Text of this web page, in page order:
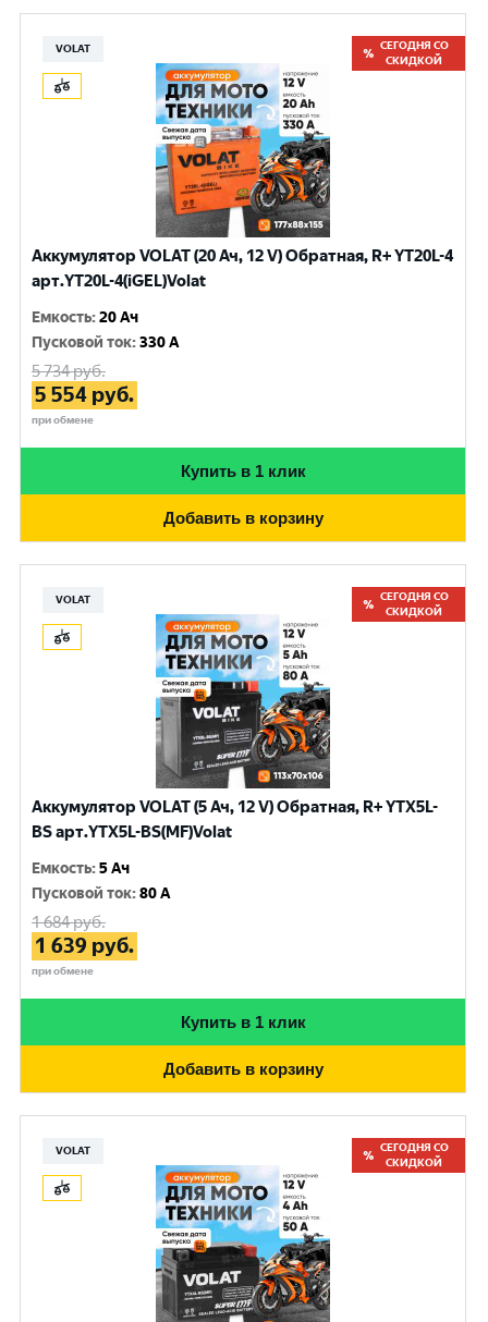
VOLAT
СЕГОДНЯ СО
СКИДКОЙ
Аккумулятор VOLAT (20 Ач, 12 V) Обратная, R+ YT20L-4
арт.YT20L-4(iGEL)Volat
Емкость:20 Ач
Пусковой ток:330 A
5 734руб.
5 554 руб.
при обмене
Купить в 1 клик
Добавить в корзину
VOLAT
СЕГОДНЯ СО
СКИДКОЙ
Аккумулятор VOLAT (5 Ач, 12 V) Обратная, R+ YTX5L-
BS арт.YTX5L-BS(MF)Volat
Емкость:5 Ач
Пусковой ток:80 A
1 684руб.
1 639 руб.
при обмене
Купить в 1 клик
Добавить в корзину
VOLAT
СЕГОДНЯ СО
СКИДКОЙ